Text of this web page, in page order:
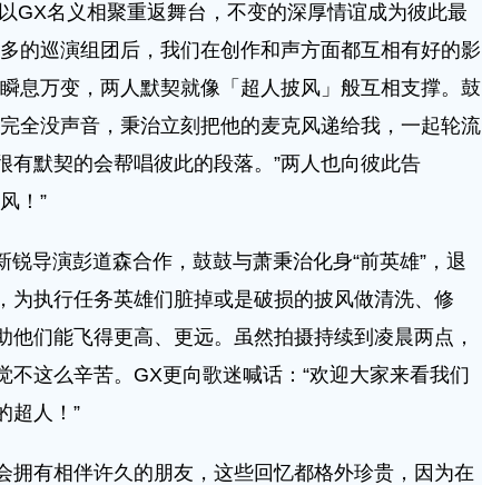
GX名义相聚重返舞台，不变的深厚情谊成为彼此最
的巡演组团后，我们在创作和声方面都互相有好的影
息万变，两人默契就像「超人披风」般互相支撑。鼓
全没声音，秉治立刻把他的麦克风递给我，一起轮流
有默契的会帮唱彼此的段落。”两人也向彼此告
！”
演彭道森合作，鼓鼓与萧秉治化身“前英雄”，退
为执行任务英雄们脏掉或是破损的披风做清洗、修
们能飞得更高、更远。虽然拍摄持续到凌晨两点，
这么辛苦。GX更向歌迷喊话：“欢迎大家来看我们
超人！”
有相伴许久的朋友，这些回忆都格外珍贵，因为在